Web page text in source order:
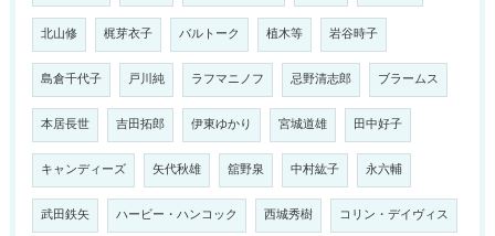
北山修 梶芽衣子 バルトーク 植木等 岩谷時子
島倉千代子 戸川純 ラフマニノフ 忌野清志郎 ブラームス
本居長世 吉田拓郎 伊東ゆかり 宮城道雄 田中好子
キャンディーズ 矢代秋雄 舘野泉 中村紘子 永六輔
武田鉄矢 ハービー・ハンコック 西城秀樹 コリン・デイヴィス